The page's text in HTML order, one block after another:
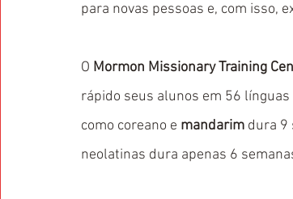
para novas pessoas e, com isso,
O Mormon Missionary Training
rápido seus alunos em 56
como coreano e mandarim dura 9
neolatinas dura apenas 6